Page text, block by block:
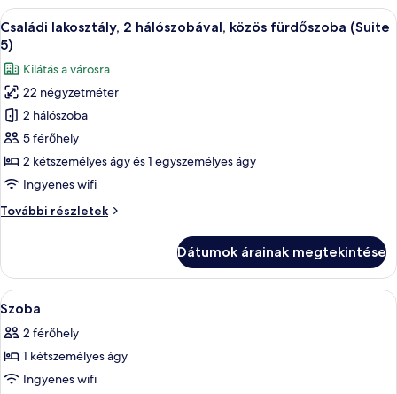
részletei
A
következő
szoba
összes
képének
megtekintése:
Családi
lakosztály,
2
közös
5)
Egy szállodai szoba két ággyal,
6
Családi lakosztály, 2 hálószobával, közös fürdőszoba (Suite
5)
Kilátás a városra
22 négyzetméter
2 hálószoba
5 férőhely
2 kétszemélyes ágy és 1 egyszemélyes ágy
Ingyenes wifi
További részletek
Családi
közös
fürdőszoba
(Suite
további
részletei
Dátumok árainak megtekintése
A
következő
szoba
összes
képének
Egy szállodai szoba, amelyben
7
Szoba
2 férőhely
1 kétszemélyes ágy
Ingyenes wifi